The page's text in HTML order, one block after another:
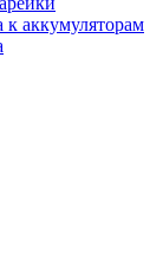
к аккумуляторам